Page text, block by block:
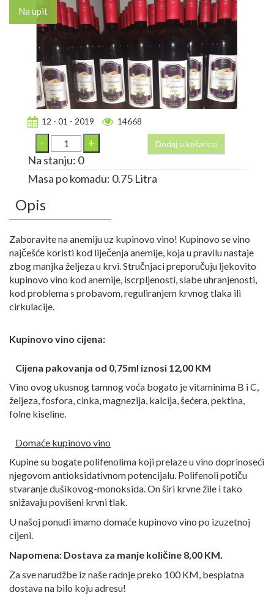
Na upit
12 - 01 - 2019 14668
Dodaj u košaricu
Na stanju: 0
Masa po komadu: 0.75 Litra
Opis
Zaboravite na anemiju uz kupinovo vino! Kupinovo se vino
najčešće koristi kod liječenja anemije, koja u pravilu nastaje
zbog manjka željeza u krvi. Stručnjaci preporučuju ljekovito
kupinovo vino kod anemije, iscrpljenosti, slabe uhranjenosti,
kod problema s probavom, reguliranjem krvnog tlaka ili
cirkulacije.
Kupinovo vino cijena:
Cijena pakovanja od 0,75ml iznosi 12,00 KM
Vino ovog ukusnog tamnog voća bogato je vitaminima B i C,
željeza, fosfora, cinka, magnezija, kalcija, šećera, pektina,
folne kiseline.
Domaće kupinovo vino
Kupine su bogate polifenolima koji prelaze u vino doprinoseći
njegovom antioksidativnom potencijalu. Polifenoli potiču
stvaranje dušikovog-monoksida. On širi krvne žile i tako
snižavaju povišeni krvni tlak.
U našoj ponudi imamo domaće kupinovo vino po izuzetnoj
cijeni.
Napomena: Dostava za manje količine 8,00 KM.
Za sve narudžbe iz naše radnje preko 100 KM, besplatna
dostava na bilo koju adresu!